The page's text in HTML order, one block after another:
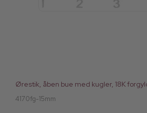
Ørestik, åben bue med kugler, 18K
4170fg-15mm